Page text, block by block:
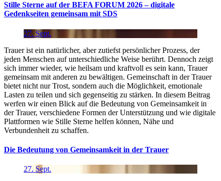
Stille Sterne auf der BEFA FORUM 2026 – digitale
Gedenkseiten gemeinsam mit SDS
27. Sept.
Trauer ist ein natürlicher, aber zutiefst persönlicher Prozess, der
jeden Menschen auf unterschiedliche Weise berührt. Dennoch zeigt
sich immer wieder, wie heilsam und kraftvoll es sein kann, Trauer
gemeinsam mit anderen zu bewältigen. Gemeinschaft in der Trauer
bietet nicht nur Trost, sondern auch die Möglichkeit, emotionale
Lasten zu teilen und sich gegenseitig zu stärken. In diesem Beitrag
werfen wir einen Blick auf die Bedeutung von Gemeinsamkeit in
der Trauer, verschiedene Formen der Unterstützung und wie digitale
Plattformen wie Stille Sterne helfen können, Nähe und
Verbundenheit zu schaffen.
Die Bedeutung von Gemeinsamkeit in der Trauer
27. Sept.